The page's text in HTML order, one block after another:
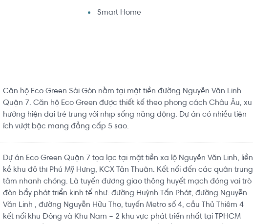
Smart Home
Căn hộ Eco Green Sài Gòn nằm tại mặt tiền đường Nguyễn Văn Linh
Quận 7. Căn hộ Eco Green được thiết kế theo phong cách Châu Âu, xu
hướng hiện đại trẻ trung với nhịp sống năng động. Dự án có nhiều tiện
ích vượt bậc mang đẳng cấp 5 sao.
Dự án Eco Green Quận 7 tọa lạc tại mặt tiền xa lộ Nguyễn Văn Linh, liền
kề khu đô thị Phú Mỹ Hưng, KCX Tân Thuận. Kết nối đến các quận trung
tâm nhanh chóng. Là tuyến đương giao thông huyết mạch đóng vai trò
đòn bẩy phát triển kinh tế như: đường Huỳnh Tấn Phát, đường Nguyễn
Văn Linh , đường Nguyễn Hữu Thọ, tuyến Metro số 4, cầu Thủ Thiêm 4
kết nối khu Đông và Khu Nam – 2 khu vực phát triển nhất tại TPHCM